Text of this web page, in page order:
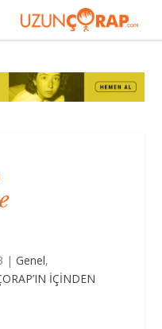
|Genel,
İÇİNDEN